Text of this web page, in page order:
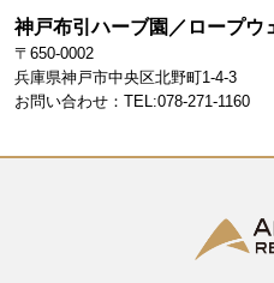
神戸布引ハーブ園／ロープウ
〒650-0002
兵庫県神戸市中央区北野町1-4-3
お問い合わせ：TEL:078-271-1160